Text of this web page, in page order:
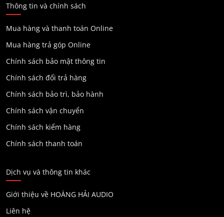
Thông tin và chính sách
Mua hàng và thanh toán Online
Mua hàng trả góp Online
Chính sách bảo mật thông tin
Chính sách đổi trả hàng
Chính sách bảo trì, bảo hành
Chính sách vận chuyển
Chính sách kiểm hàng
Chính sách thanh toán
Dịch vụ và thông tin khác
Giới thiệu về HOÀNG HẢI AUDIO
Liên hệ